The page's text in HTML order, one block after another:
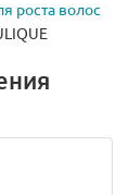
роста волос